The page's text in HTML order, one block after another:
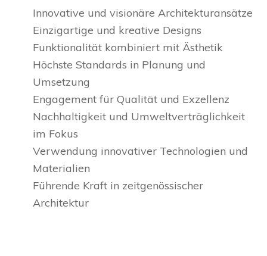
Innovative und visionäre Architekturansätze
Einzigartige und kreative Designs
Funktionalität kombiniert mit Ästhetik
Höchste Standards in Planung und
Umsetzung
Engagement für Qualität und Exzellenz
Nachhaltigkeit und Umweltverträglichkeit
im Fokus
Verwendung innovativer Technologien und
Materialien
Führende Kraft in zeitgenössischer
Architektur